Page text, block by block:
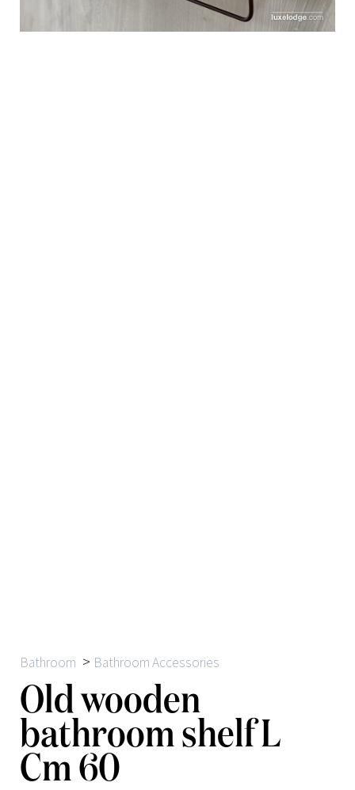
Bathroom > Bathroom Accessories
Old wooden
bathroom shelf L
Cm 60